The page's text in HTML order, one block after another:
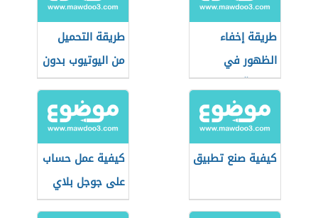
طريقة إخفاء
الظهور في
الواتسآب
طريقة التحميل
من اليوتيوب بدون
برامج
كيفية صنع تطبيق
كيفية عمل حساب
على جوجل بلاي